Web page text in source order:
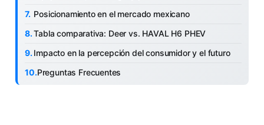
Posicionamiento en el mercado mexicano
Tabla comparativa: Deer vs. HAVAL H6 PHEV
Impacto en la percepción del consumidor y el futuro
Preguntas Frecuentes